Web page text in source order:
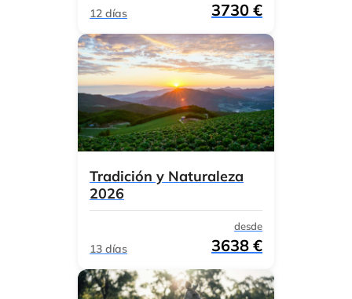
12 días 3730 €
Tradición y Naturaleza
2026
13 días
desde
3638 €